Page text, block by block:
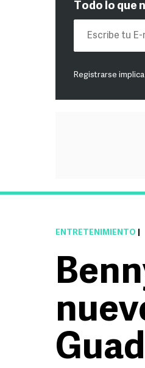
Todo lo que
Registrarse
ENTRETENIMIENTO